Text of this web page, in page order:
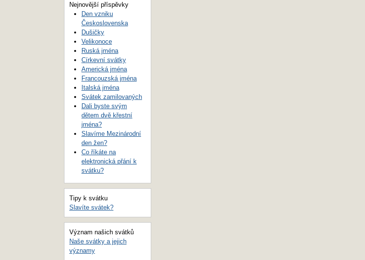
Nejnovější příspěvky
Den vzniku
Československa
Dušičky
Velikonoce
Ruská jména
Církevní svátky
Americká jména
Francouzská jména
Italská jména
Svátek zamilovaných
Dali byste svým
dětem dvě křestní
jména?
Slavíme Mezinárodní
den žen?
Co říkáte na
elektronická přání k
svátku?
Tipy k svátku
Slavíte svátek?
Význam našich svátků
Naše svátky a jejich
významy